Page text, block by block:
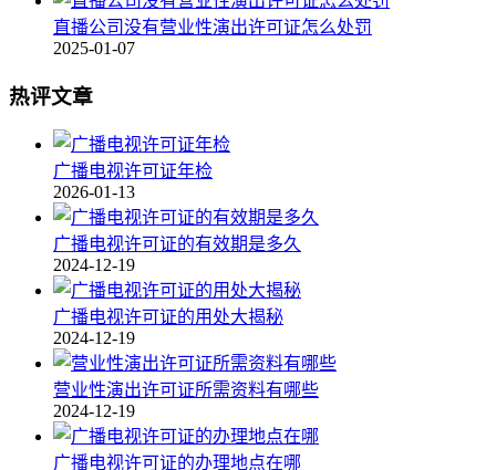
直播公司没有营业性演出许可证怎么处罚
2025-01-07
热评文章
广播电视许可证年检
2026-01-13
广播电视许可证的有效期是多久
2024-12-19
广播电视许可证的用处大揭秘
2024-12-19
营业性演出许可证所需资料有哪些
2024-12-19
广播电视许可证的办理地点在哪